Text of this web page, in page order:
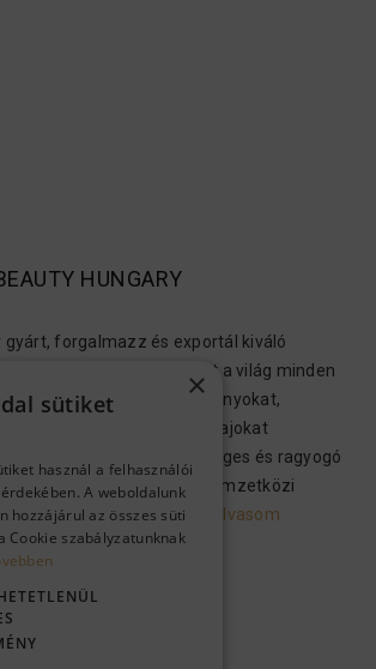
HUNGARY
gyárt, forgalmazz és exportál kiváló
és hajápolási termékeket a világ minden
Holt-tengeri ásványokat,
kivonatokat és aromás olajokat
megvalósítsák az egészséges és ragyogó
kozmetikai termékek a nemzetközi
megfelelően…..Tovább olvasom
feltételek
×
sütiket
használ a felhasználói
A weboldalunk
hozzájárul az összes süti
Cookie szabályzatunknak